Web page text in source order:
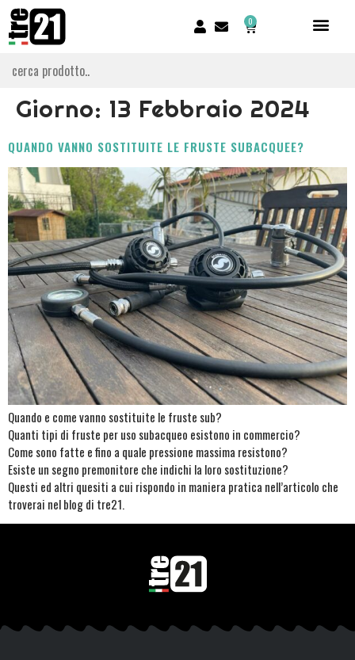
0
Giorno: 13 Febbraio 2024
QUANDO VANNO SOSTITUITE LE FRUSTE SUBACQUEE?
Quando e come vanno sostituite le fruste sub?
Quanti tipi di fruste per uso subacqueo esistono in commercio?
Come sono fatte e fino a quale pressione massima resistono?
Esiste un segno premonitore che indichi la loro sostituzione?
Questi ed altri quesiti a cui rispondo in maniera pratica nell’articolo che
troverai nel blog di tre21.